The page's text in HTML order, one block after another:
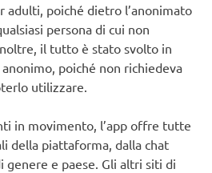
adulti, poiché dietro l’anonimato
persona di cui non
il tutto è stato svolto in
poiché non richiedeva
utilizzare.
in movimento, l’app offre tutte
della piattaforma, dalla chat
e paese. Gli altri siti di